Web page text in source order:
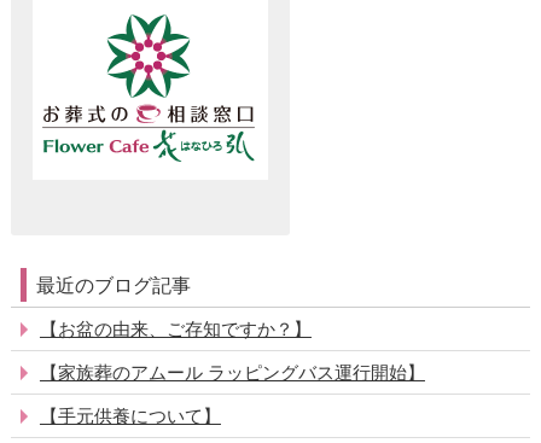
最近のブログ記事
【お盆の由来、ご存知ですか？】
【家族葬のアムール ラッピングバス運行開始】
【手元供養について】